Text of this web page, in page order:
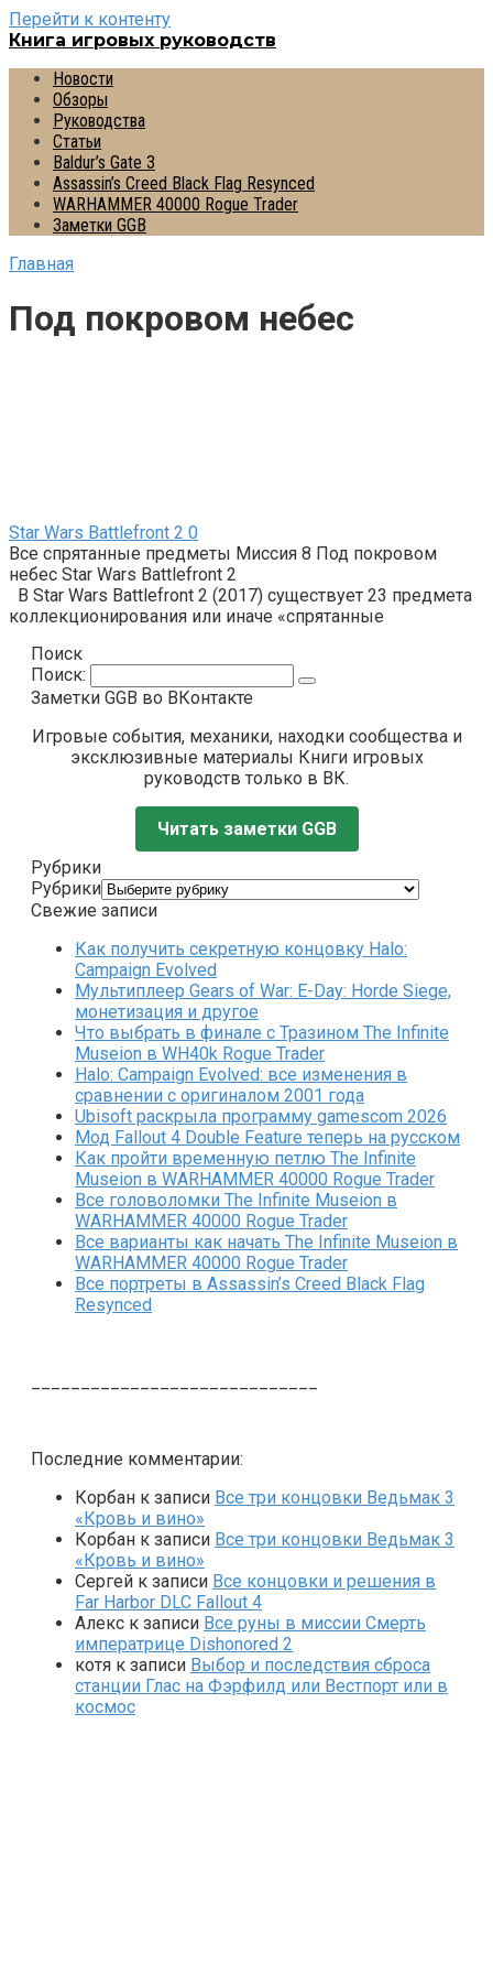
Перейти к контенту
Книга игровых руководств
Новости
Обзоры
Руководства
Статьи
Baldur’s Gate 3
Assassin’s Creed Black Flag Resynced
WARHAMMER 40000 Rogue Trader
Заметки GGB
Главная
Под покровом небес
Star Wars Battlefront 2 0
Все спрятанные предметы Миссия 8 Под покровом
небес Star Wars Battlefront 2
В Star Wars Battlefront 2 (2017) существует 23 предмета
коллекционирования или иначе «спрятанные
Поиск
Поиск:
Заметки GGB во ВКонтакте
Игровые события, механики, находки сообщества и
эксклюзивные материалы Книги игровых
руководств только в ВК.
Читать заметки GGB
Рубрики
Рубрики
Свежие записи
Как получить секретную концовку Halo:
Campaign Evolved
Мультиплеер Gears of War: E-Day: Horde Siege,
монетизация и другое
Что выбрать в финале с Тразином The Infinite
Museion в WH40k Rogue Trader
Halo: Campaign Evolved: все изменения в
сравнении с оригиналом 2001 года
Ubisoft раскрыла программу gamescom 2026
Мод Fallout 4 Double Feature теперь на русском
Как пройти временную петлю The Infinite
Museion в WARHAMMER 40000 Rogue Trader
Все головоломки The Infinite Museion в
WARHAMMER 40000 Rogue Trader
Все варианты как начать The Infinite Museion в
WARHAMMER 40000 Rogue Trader
Все портреты в Assassin’s Creed Black Flag
Resynced
Последние комментарии:
Корбан к записи Все три концовки Ведьмак 3
«Кровь и вино»
Корбан к записи Все три концовки Ведьмак 3
«Кровь и вино»
Сергей к записи Все концовки и решения в
Far Harbor DLC Fallout 4
Алекс к записи Все руны в миссии Смерть
императрице Dishonored 2
котя к записи Выбор и последствия сброса
станции Глас на Фэрфилд или Вестпорт или в
космос